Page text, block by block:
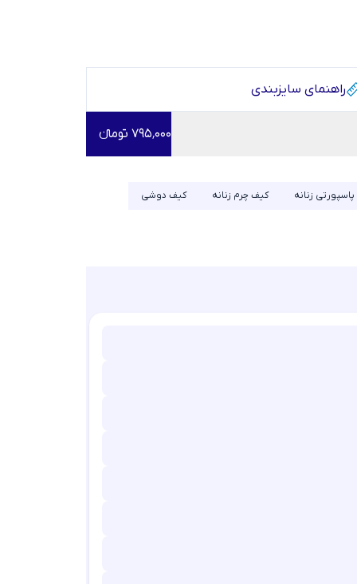
راهنمای سایز‌بندی
۷۹۵٬۰۰۰ تومانء
زنانه کیف چرم زنانه کیف دوشی